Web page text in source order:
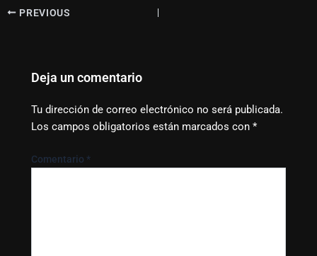
PREVIOUS
Deja un comentario
Tu dirección de correo electrónico no será publicada.
Los campos obligatorios están marcados con*
Comentario*